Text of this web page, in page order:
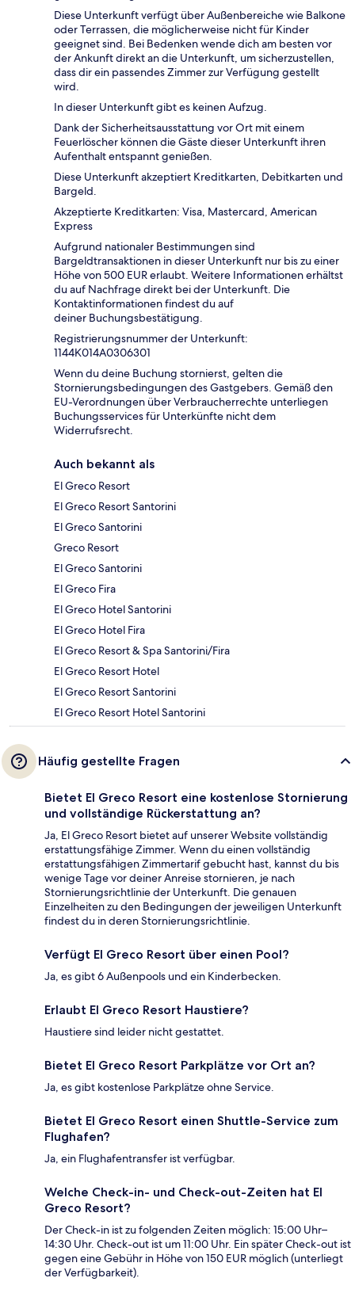
Diese Unterkunft verfügt über Außenbereiche wie Balkone
oder Terrassen, die möglicherweise nicht für Kinder
geeignet sind. Bei Bedenken wende dich am besten vor
der Ankunft direkt an die Unterkunft, um sicherzustellen,
dass dir ein passendes Zimmer zur Verfügung gestellt
wird.
In dieser Unterkunft gibt es keinen Aufzug.
Dank der Sicherheitsausstattung vor Ort mit einem
Feuerlöscher können die Gäste dieser Unterkunft ihren
Aufenthalt entspannt genießen.
Diese Unterkunft akzeptiert Kreditkarten, Debitkarten und
Bargeld.
Akzeptierte Kreditkarten: Visa, Mastercard, American
Express
Aufgrund nationaler Bestimmungen sind
Bargeldtransaktionen in dieser Unterkunft nur bis zu einer
Höhe von 500 EUR erlaubt. Weitere Informationen erhältst
du auf Nachfrage direkt bei der Unterkunft. Die
Kontaktinformationen findest du auf
deiner Buchungsbestätigung.
Registrierungsnummer der Unterkunft:
1144Κ014A0306301
Wenn du deine Buchung stornierst, gelten die
Stornierungsbedingungen des Gastgebers. Gemäß den
EU-Verordnungen über Verbraucherrechte unterliegen
Buchungsservices für Unterkünfte nicht dem
Widerrufsrecht.
Auch bekannt als
El Greco Resort
El Greco Resort Santorini
El Greco Santorini
Greco Resort
El Greco Santorini
El Greco Fira
El Greco Hotel Santorini
El Greco Hotel Fira
El Greco Resort & Spa Santorini/Fira
El Greco Resort Hotel
El Greco Resort Santorini
El Greco Resort Hotel Santorini
Häufig gestellte Fragen
Bietet El Greco Resort eine kostenlose Stornierung
und vollständige Rückerstattung an?
Ja, El Greco Resort bietet auf unserer Website vollständig
erstattungsfähige Zimmer. Wenn du einen vollständig
erstattungsfähigen Zimmertarif gebucht hast, kannst du bis
wenige Tage vor deiner Anreise stornieren, je nach
Stornierungsrichtlinie der Unterkunft. Die genauen
Einzelheiten zu den Bedingungen der jeweiligen Unterkunft
findest du in deren Stornierungsrichtlinie.
Verfügt El Greco Resort über einen Pool?
Ja, es gibt 6 Außenpools und ein Kinderbecken.
Erlaubt El Greco Resort Haustiere?
Haustiere sind leider nicht gestattet.
Bietet El Greco Resort Parkplätze vor Ort an?
Ja, es gibt kostenlose Parkplätze ohne Service.
Bietet El Greco Resort einen Shuttle-Service zum
Flughafen?
Ja, ein Flughafentransfer ist verfügbar.
Welche Check-in- und Check-out-Zeiten hat El
Greco Resort?
Der Check-in ist zu folgenden Zeiten möglich: 15:00 Uhr–
14:30 Uhr. Check-out ist um 11:00 Uhr. Ein später Check-out ist
gegen eine Gebühr in Höhe von 150 EUR möglich (unterliegt
der Verfügbarkeit).